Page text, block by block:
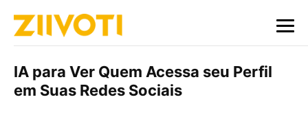
IA para Ver Quem Acessa seu Perfil
em Suas Redes Sociais